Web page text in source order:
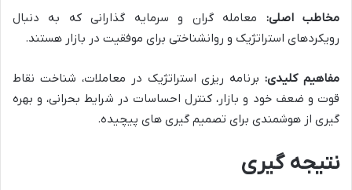
مخاطب اصلی: معامله گران و سرمایه گذارانی که به دنبال
رویکردهای استراتژیک و روانشناختی برای موفقیت در بازار هستند.
مفاهیم کلیدی:برنامه ریزی استراتژیک در معاملات، شناخت نقاط
قوت و ضعف خود و بازار، کنترل احساسات در شرایط بحرانی، و بهره
گیری از هوشمندی برای تصمیم گیری های پیچیده.
نتیجه گیری